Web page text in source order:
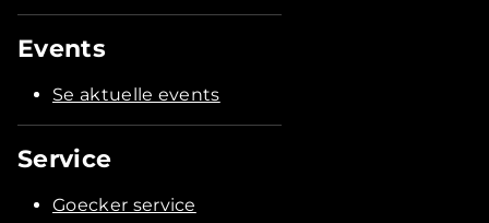
Events
Se aktuelle events
Service
Goecker service